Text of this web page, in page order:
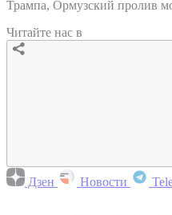
Трампа, Ормузский пролив
Читайте нас в
Дзен Новости